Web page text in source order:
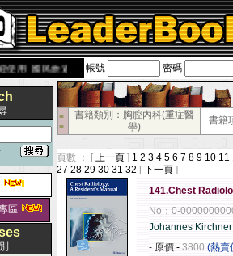
民旅遊卡！！ 帳號 密碼
區
■
■
書籍類別：胸腔內科(重症醫
學)
書籍
頁數 ： [ 上一頁 ] 1 2 3 4 5 6 7 8 9 10 11
27 28 29 30 31 32 [ 下一頁 ]
141.Chest
No：0-
Johannes Kirchner
- 原價 - 3800 (熱賣